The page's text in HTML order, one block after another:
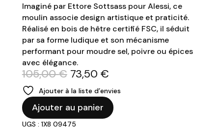
Imaginé par Ettore Sottsass pour Alessi, ce
moulin associe design artistique et praticité.
Réalisé en bois de hêtre certifié FSC, il séduit
par sa forme ludique et son mécanisme
performant pour moudre sel, poivre ou épices
avec élégance.
105,00€ Le
prix
initial
était :
105,00 €.
73,50 €Le
prix
actuel
est :
73,50 €.
Ajouter à la liste d’envies
quantité
de
ALESSI
Ajouter au panier
UGS : 1X8 09475